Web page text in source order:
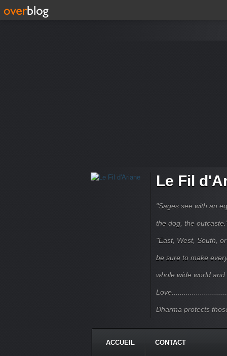
Le Fil
"Sages see with an
the dog, the
"East, West, South,
be sure to make
whole wide world
Dharma protects
ACCUEIL CONTACT